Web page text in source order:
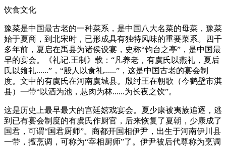
饮食文化
豫菜是中国最古老的一种菜系，是中国八大名菜的母菜，豫菜
始于夏商，到北宋时，已形成具有独特风味的重要菜系。四千
多年前，夏启在禹县为诸侯设宴，史称“钧台之亭”，是中国最
早的宴会。《礼记.王制》载：“凡养老，有虞氏以燕礼，夏后
氏以飨礼......”，“殷人以食礼......”，这是中国古老的宴会制
度。文中的有虞氏在河南虞城县。殷纣王在朝歌（今鹤壁市淇
县）一带“以酒为池，悬肉为林......为长夜之饮”。
这是历史上最早最大的宫廷嬉戏宴会。夏少康被夷族追逐，逃
到已有宴会制度的有虞氏作厨官，后来恢复了夏朝，少康成了
国君，可谓“国君厨师”。商都开国相伊尹，出生于河南伊川县
一带，擅烹调，可称为“宰相厨师”了。伊尹被后代尊称为烹调